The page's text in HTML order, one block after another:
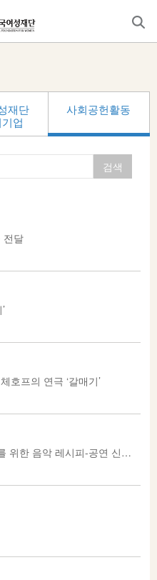
재단
업
사회공헌활동
전달
호프의 연극 ‘갈매기’
[문화나눔] 5월 다담,행복한 아이를 위한 음악 레시피-공연 신청하세요